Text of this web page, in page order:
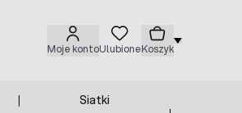
Moje kontoUlubioneKoszyk
Siatki